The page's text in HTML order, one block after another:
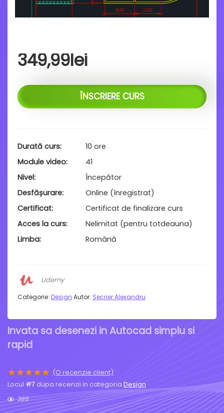
349,99lei
ÎNSCRIERE CURS
Durată curs
10 ore
Module video
41
Nivel
Începător
Desfășurare
Online (înregistrat)
Certificat
Certificat de finalizare curs
Acces la curs
Nelimitat (pentru totdeauna)
Limba
Română
Udemy
Categorie: Design Autor: Secrier Alexandru
Invata sa desenezi in Autocad simplu si
rapid
★★★★★ (O recenzie client)
Locul #7 dupa recenzii in categoria Design
386